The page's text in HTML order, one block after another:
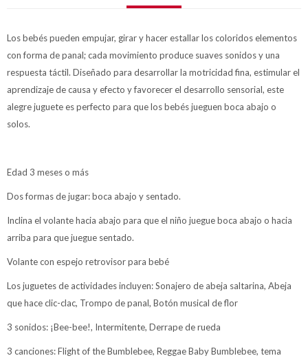
Los bebés pueden empujar, girar y hacer estallar los coloridos elementos
con forma de panal; cada movimiento produce suaves sonidos y una
respuesta táctil. Diseñado para desarrollar la motricidad fina, estimular el
aprendizaje de causa y efecto y favorecer el desarrollo sensorial, este
alegre juguete es perfecto para que los bebés jueguen boca abajo o
solos.
Edad 3 meses o más
Dos formas de jugar: boca abajo y sentado.
Inclina el volante hacia abajo para que el niño juegue boca abajo o hacia
arriba para que juegue sentado.
Volante con espejo retrovisor para bebé
Los juguetes de actividades incluyen: Sonajero de abeja saltarina, Abeja
que hace clic-clac, Trompo de panal, Botón musical de flor
3 sonidos: ¡Bee-bee!, Intermitente, Derrape de rueda
3 canciones: Flight of the Bumblebee, Reggae Baby Bumblebee, tema